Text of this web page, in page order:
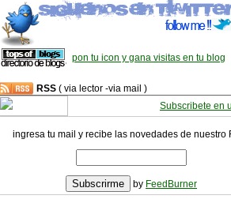
pon tu icon y gana visitas en tu blog
RSS ( via lector -via mail )
Subscribete en
ingresa tu mail y recibe las novedades de nuestro
by FeedBurner